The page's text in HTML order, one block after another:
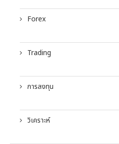
Forex
Trading
การลงทุน
วิเคราะห์